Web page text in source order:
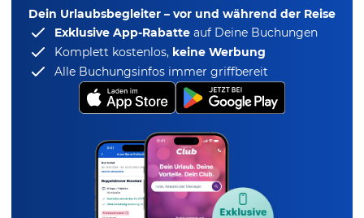
Dein Urlaubsbegleiter – vor und während der Reise
Exklusive App-Rabatte auf Deine Buchungen
Komplett kostenlos, keine Werbung
Alle Buchungsinfos immer griffbereit